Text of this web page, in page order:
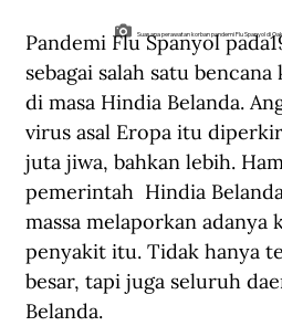
Suasana perawatan korban pandemi Flu Spanyol di
Pandemi Flu Spanyol
sebagai salah satu
di masa Hindia Belanda.
virus asal Eropa itu
juta jiwa, bahkan lebih.
pemerintah  Hindia
massa melaporkan adanya
penyakit itu. Tidak hanya
besar, tapi juga seluruh
Belanda.